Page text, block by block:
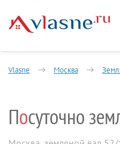
Vlasne Москва
Посуточно